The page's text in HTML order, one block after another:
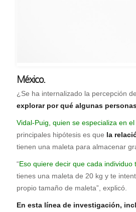
México.
¿Se ha internalizado la percepción
explorar por qué algunas
Vidal-Puig, quien se especializa en
principales hipótesis es que la
tienen una maleta para almacenar
“Eso quiere decir que cada
tienes una maleta de 20 kg y te
propio tamaño de maleta”, explicó.
En esta línea de investigación,